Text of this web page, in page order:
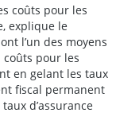
coûts pour les
explique le
l’un des moyens
pour les
en gelant les taux
fiscal permanent
d’assurance